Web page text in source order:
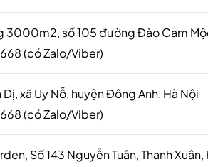
3000m2, số 105 đường Đào Cam
(có Zalo/Viber)
xã Uy Nỗ, huyện Đông Anh, Hà Nội
(có Zalo/Viber)
Số 143 Nguyễn Tuân, Thanh Xuân,